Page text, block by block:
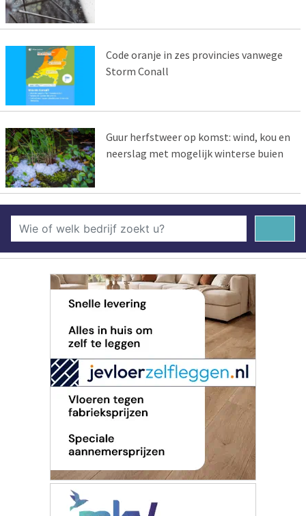
Code oranje in zes provincies vanwege
Storm Conall
Guur herfstweer op komst: wind, kou en
neerslag met mogelijk winterse buien